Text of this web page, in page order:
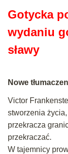
Gotycka
wydaniu
sławy
Nowe
Victor
stworzenia życia,
przekracza
przekraczać.
W tajemnicy